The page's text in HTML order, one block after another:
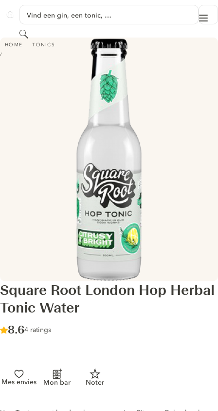
GINVENTORY
Vind een gin, een tonic, …
Zoeken
HOME TONICS
SQUARE ROOT LONDON HOP HERBAL TONIC WATER
Square Root London Hop Herbal
Tonic Water
Score :
8.6/ 10
4 ratings
Mes envies Mon bar Noter